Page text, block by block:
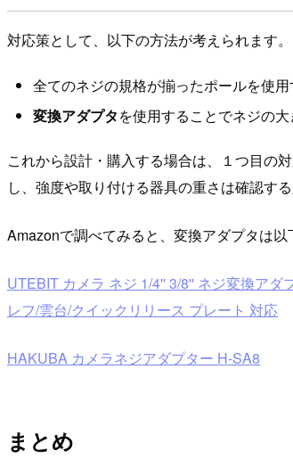
対応策として、以下の方法が考えられます。
全てのネジの規格が揃ったポールを使用
変換アダプタを使用することでネジの
これから設計・購入する場合は、１つ目の
し、強度や取り付ける器具の重さは確認す
Amazonで調べてみると、変換アダプタは以
UTEBIT カメラ ネジ 1/4'' 3/8'' ネジ変換ア
レフ/雲台/クイックリリース プレート 対応
HAKUBA カメラネジアダプター H-SA8
まとめ